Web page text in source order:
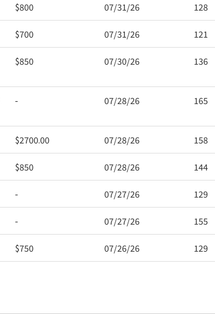
$800 07/31/26 128
$700 07/31/26 121
$850 07/30/26 136
- 07/28/26 165
$2700.00 07/28/26 158
$850 07/28/26 144
- 07/27/26 129
- 07/27/26 155
$750 07/26/26 129